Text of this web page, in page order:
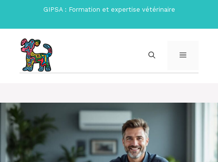
contenu
GIPSA : Formation et expertise vétérinaire
MENU